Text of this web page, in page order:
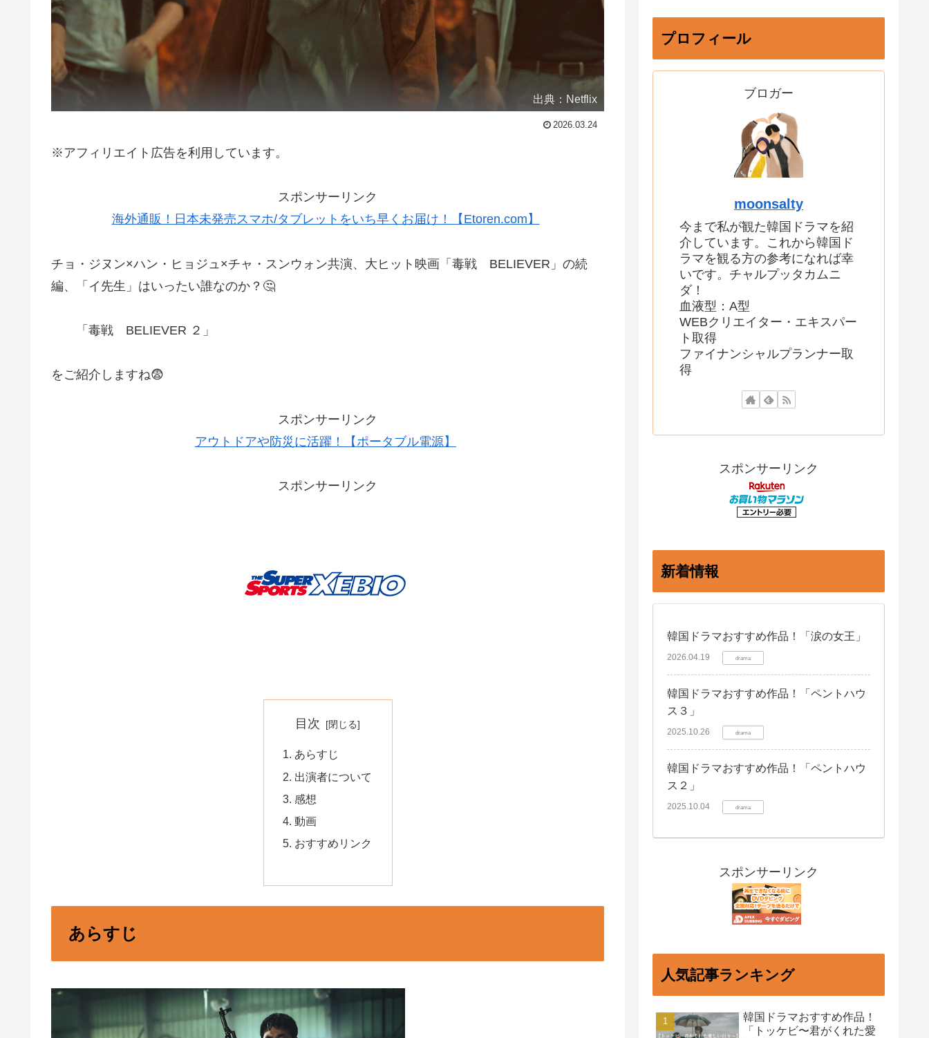
出典：Netflix
2026.03.24
※アフィリエイト広告を利用しています。
スポンサーリンク
海外通販！日本未発売スマホ/タブレットをいち早くお届け！【Etoren.com】
チョ・ジヌン×ハン・ヒョジュ×チャ・スンウォン共演、大ヒット映画「毒戦 BELIEVER」の続
編、「イ先生」はいったい誰なのか？🤔
「毒戦 BELIEVER ２」
をご紹介しますね😨
スポンサーリンク
アウトドアや防災に活躍！【ポータブル電源】
スポンサーリンク
目次
あらすじ
出演者について
感想
動画
おすすめリンク
あらすじ
プロフィール
ブロガー
moonsalty
今まで私が観た韓国ドラマを紹
介しています。これから韓国ド
ラマを観る方の参考になれば幸
いです。チャルプッタカムニ
ダ！
血液型：A型
WEBクリエイター・エキスパー
ト取得
ファイナンシャルプランナー取
得
スポンサーリンク
新着情報
韓国ドラマおすすめ作品！「涙の女王」
2026.04.19 drama
韓国ドラマおすすめ作品！「ペントハウ
ス３」
2025.10.26 drama
韓国ドラマおすすめ作品！「ペントハウ
ス２」
2025.10.04 drama
スポンサーリンク
人気記事ランキング
韓国ドラマおすすめ作品！
「トッケビ〜君がくれた愛